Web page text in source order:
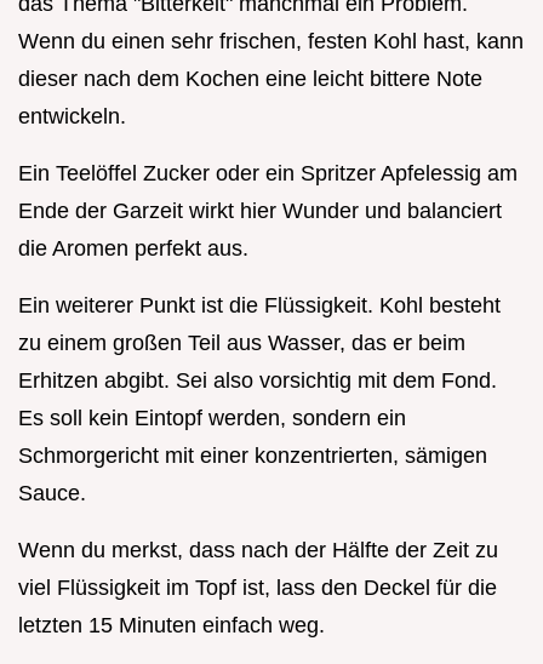
Wenn du einen sehr frischen, festen Kohl hast, kann
dieser nach dem Kochen eine leicht bittere Note
entwickeln.
Ein Teelöffel Zucker oder ein Spritzer Apfelessig am
Ende der Garzeit wirkt hier Wunder und balanciert
die Aromen perfekt aus.
Ein weiterer Punkt ist die Flüssigkeit. Kohl besteht
zu einem großen Teil aus Wasser, das er beim
Erhitzen abgibt. Sei also vorsichtig mit dem Fond.
Es soll kein Eintopf werden, sondern ein
Schmorgericht mit einer konzentrierten, sämigen
Sauce.
Wenn du merkst, dass nach der Hälfte der Zeit zu
viel Flüssigkeit im Topf ist, lass den Deckel für die
letzten 15 Minuten einfach weg.